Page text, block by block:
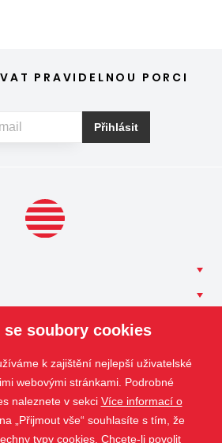
PRAVIDELNOU PORCI
Přihlásit
se soubory cookies
k zajištění nejlepší uživatelské
webovými stránkami. Podrobné
naleznete v sekci Více informací o
„Přijmout vše“ souhlasíte s tím, že
typy cookies. Chcete-li povolit